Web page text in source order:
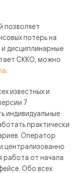
позволяет
потерь на
дисциплинарные
СККО, можно
известных и
7
индивидуальные
практически
Оператор
централизованно
работа от начала
Обо всех